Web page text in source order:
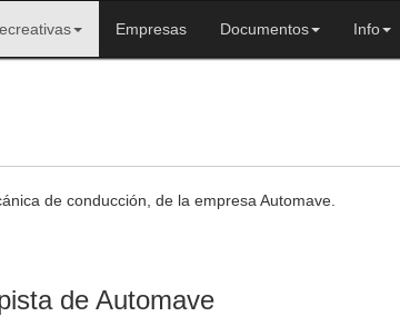
Empresas Documentos Info
de conducción, de la empresa Automave.
de Automave